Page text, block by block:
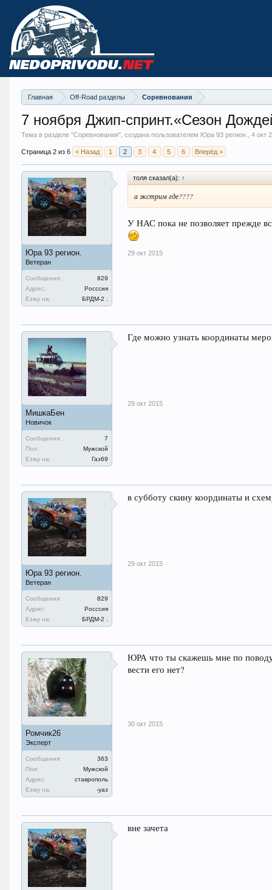
Главная Off-Road разделы Соревнования
7 ноября Джип-спринт.«Сезон
Тема в разделе "Соревнования", создана пользователем Юра 93 регион., 4 окт
Страница 2 из 6 < Назад 1 2 3 4 5 6 Вперёд >
Юра 93 регион.
Ветеран
Сообщения:
829
Адрес:
Росссия
Езжу на:
БРДМ-2 .
толя сказал(а): ↑
а экстрим где????
У НАС пока не позволяет прежде
29 окт 2015
МишкаБен
Новичок
Сообщения:
7
Пол:
Мужской
Езжу на:
Газ69
Где можно узнать координаты
29 окт 2015
Юра 93 регион.
Ветеран
Сообщения:
829
Адрес:
Росссия
Езжу на:
БРДМ-2 .
в субботу скину координаты и
29 окт 2015
Ромчик26
Эксперт
Сообщения:
363
Пол:
Мужской
Адрес:
ставрополь
Езжу на:
-уаз
ЮРА что ты скажешь мне по поводу
вести его нет?
30 окт 2015
вне зачета